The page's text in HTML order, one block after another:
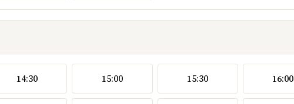
14:30 15:00 15:30 16:00